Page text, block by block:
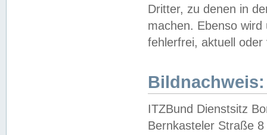
Dritter, zu denen in
machen. Ebenso
fehlerfrei, aktuell oder
Bildnachweis:
ITZBund Dienstsitz
Bernkasteler Straße 8